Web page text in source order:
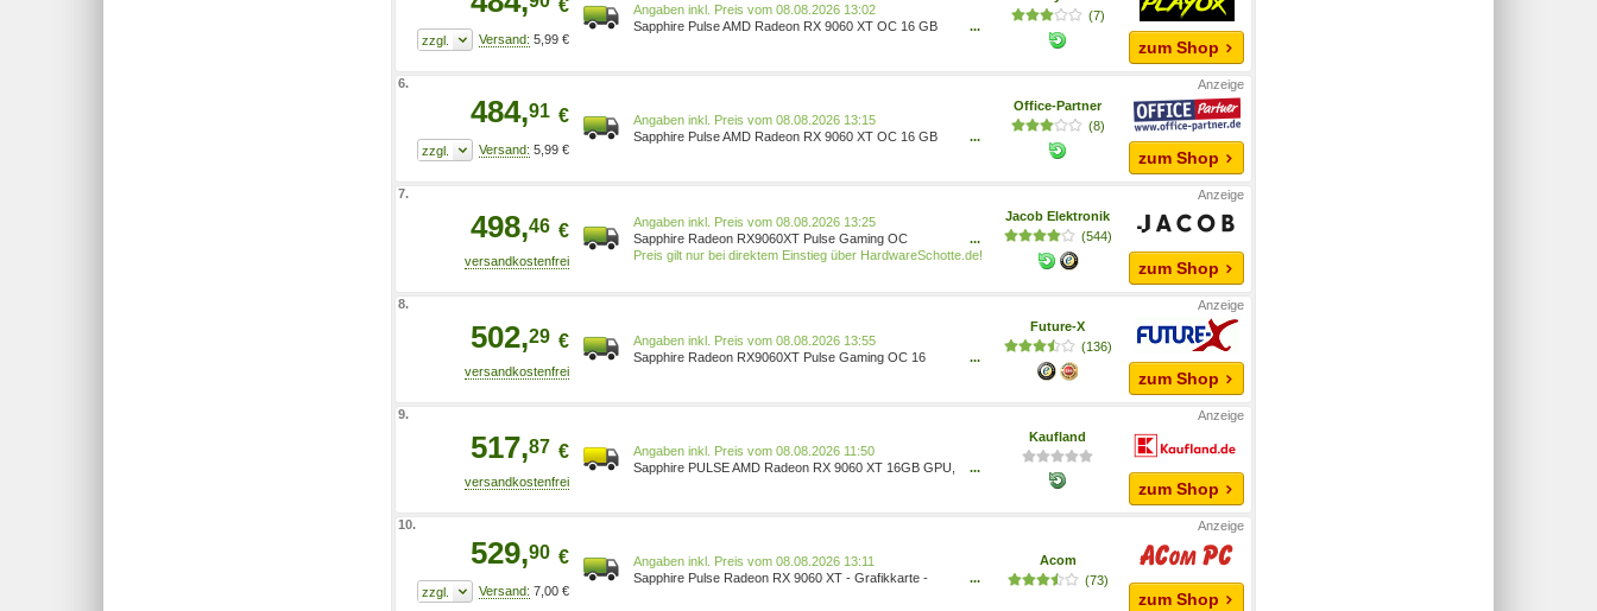
€
5,99 €
Preis vom 08.08.2026 13:02
Sapphire Pulse AMD Radeon RX 9060 XT OC 16 GB
...
(7)
zum Shop
6.
484,91 €
5,99 €
Preis vom 08.08.2026 13:15
Sapphire Pulse AMD Radeon RX 9060 XT OC 16 GB
...
Office-Partner
(8)
zum Shop
7.
498,46 €
Preis vom 08.08.2026 13:25
Sapphire Radeon RX9060XT Pulse Gaming OC
16GBGDDR6 2xHDMI DP (11350-03-20G)
...
Preis gilt nur bei direktem Einstieg über HardwareSchotte.de!
Jacob Elektronik
(544)
zum Shop
8.
502,29 €
Preis vom 08.08.2026 13:55
Sapphire Radeon RX9060XT Pulse Gaming OC 16
...
Future-X
(136)
zum Shop
9.
517,87 €
Preis vom 08.08.2026 11:50
Sapphire PULSE AMD Radeon RX 9060 XT 16GB GPU,
...
Kaufland
zum Shop
10.
529,90 €
7,00 €
Preis vom 08.08.2026 13:11
Sapphire Pulse Radeon RX 9060 XT - Grafikkarte -
...
Acom
(73)
zum Shop